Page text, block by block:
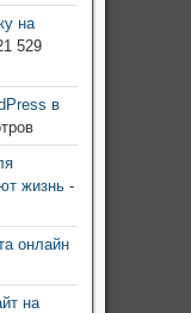
на
529
в
жизнь -
онлайн
на